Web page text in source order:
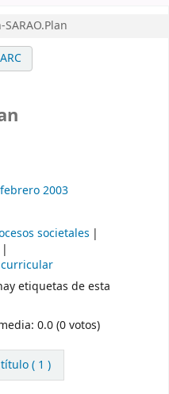
2003
societales
etiquetas de esta
0.0 (0 votos)
( 1 )